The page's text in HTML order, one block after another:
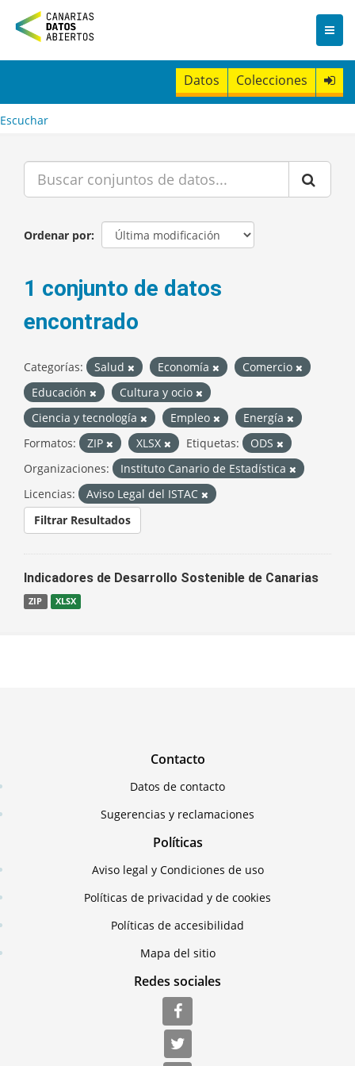
n
t
Datos Colecciones
Escuchar
Ordenar por
1 conjunto de datos
encontrado
Categorías: Salud Economía
Comercio
Educación
Cultura y ocio
Ciencia y tecnología
Empleo
Energía
Formatos:
ZIP XLSX Etiquetas:
ODS
Organizaciones:
Instituto Canario de Estadística
Licencias:
Aviso Legal del ISTAC
Filtrar Resultados
Indicadores de Desarrollo Sostenible de Canarias
ZIP XLSX
Contacto
Datos de contacto
Sugerencias y reclamaciones
Políticas
Aviso legal y Condiciones de uso
Políticas de privacidad y de cookies
Políticas de accesibilidad
Mapa del sitio
Redes sociales